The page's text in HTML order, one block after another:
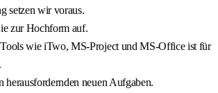
setzen wir voraus.
zur Hochform auf.
wie iTwo, MS‑Project und MS‑Office ist für
herausfordernden neuen Aufgaben.